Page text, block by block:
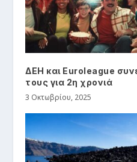
ΔΕΗ και Euroleague
τους για 2η χρονιά
3 Οκτωβρίου, 2025